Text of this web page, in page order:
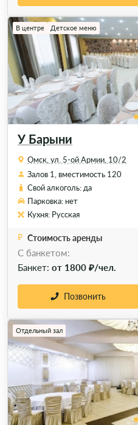
У Барыни
В центре Детское меню
Омск, ул. 5-ой Армии, 10/2
Залов 1, вместимость 120
Свой алкоголь: да
Парковка: нет
Кухня: Русская
Стоимость аренды
C банкетом:
Банкет: от 1800 ₽/чел.
Позвонить
Отдельный зал